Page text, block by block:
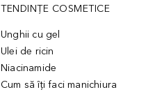
TENDINȚE COSMETICE
Unghii cu gel
Ulei de ricin
Niacinamide
Cum să îți faci manichiura